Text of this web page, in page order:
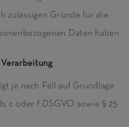
zulässigen Gründe für die
Daten haben.
Verarbeitung
je nach Fall auf Grundlage
c oder f DSGVO sowie § 25